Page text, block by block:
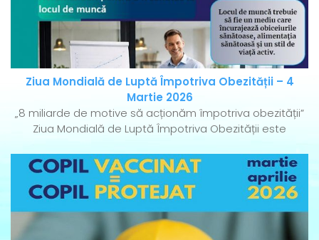
Ziua Mondială de Luptă Împotriva Obezității – 4
Martie 2026
„8 miliarde de motive să acționăm împotriva obezității”
Ziua Mondială de Luptă Împotriva Obezității este